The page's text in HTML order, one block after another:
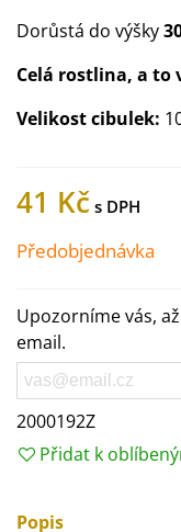
Dorůstá do výšky
Celá rostlina, a to
Velikost cibulek:
41 Kč
Předobjednávka
Upozorníme vás,
email.
2000192Z
Přidat k
Popis